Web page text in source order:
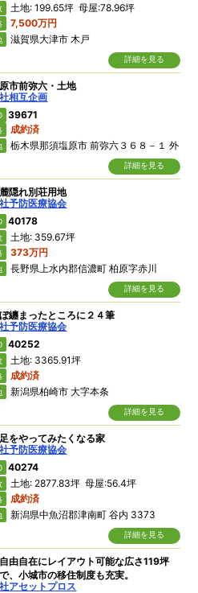
土地: 199.65坪 母屋:78.96坪
7,500万円
滋賀県大津市 木戸
詳細を見る
市前弥六・土地
相互企画
39671
成約済
栃木県那須塩原市 前弥六３６８－１ 外
詳細を見る
隠れ別荘用地
予防医療協会
40178
土地: 359.67坪
373万円
長野県上水内郡信濃町 柏原字赤川
詳細を見る
纏まったところに２４筆
予防医療協会
40252
土地: 3365.91坪
成約済
新潟県柏崎市 大字本条
詳細を見る
をやってみたくなる家
予防医療協会
40274
土地: 2877.83坪 母屋:56.4坪
成約済
新潟県中魚沼郡津南町 谷内 3373
詳細を見る
由自在にレイアウト可能な広さ119坪
、小城市の移住制度も充実。
アセットプロス